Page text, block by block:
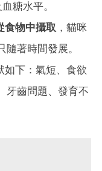
糖水平。
食物中攝取 ，貓咪
著時間發展。
如下：氣短、食欲
牙齒問題、發育不